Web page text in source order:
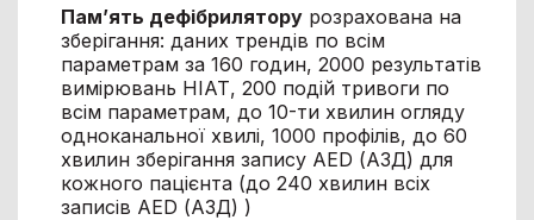
Пам’ять дефібриляторурозрахована на
зберігання: даних трендів по всім
параметрам за 160 годин, 2000 результатів
вимірювань НІАТ, 200 подій тривоги по
всім параметрам, до 10-ти хвилин огляду
одноканальної хвилі, 1000 профілів, до 60
хвилин зберігання запису AED (АЗД) для
кожного пацієнта (до 240 хвилин всіх
записів AED (АЗД) )